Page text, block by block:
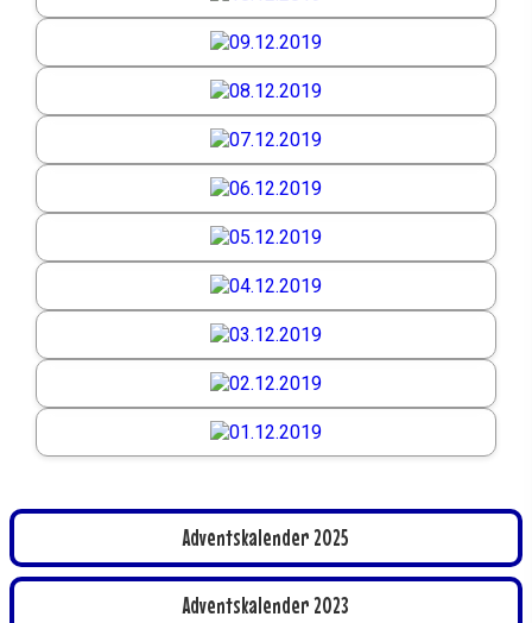
Adventskalender 2025
Adventskalender 2023